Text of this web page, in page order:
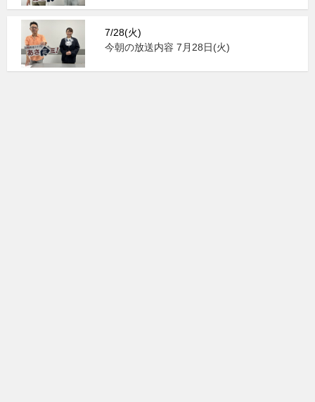
7/28(火)
今朝の放送内容 7月28日(火)